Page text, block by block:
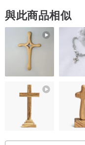
=主要材質=
耳環: 不鏽鋼/ 透明塑膠
裱花: 奶油土、UV樹脂
葉子: 合金+滴油
與此商品相似